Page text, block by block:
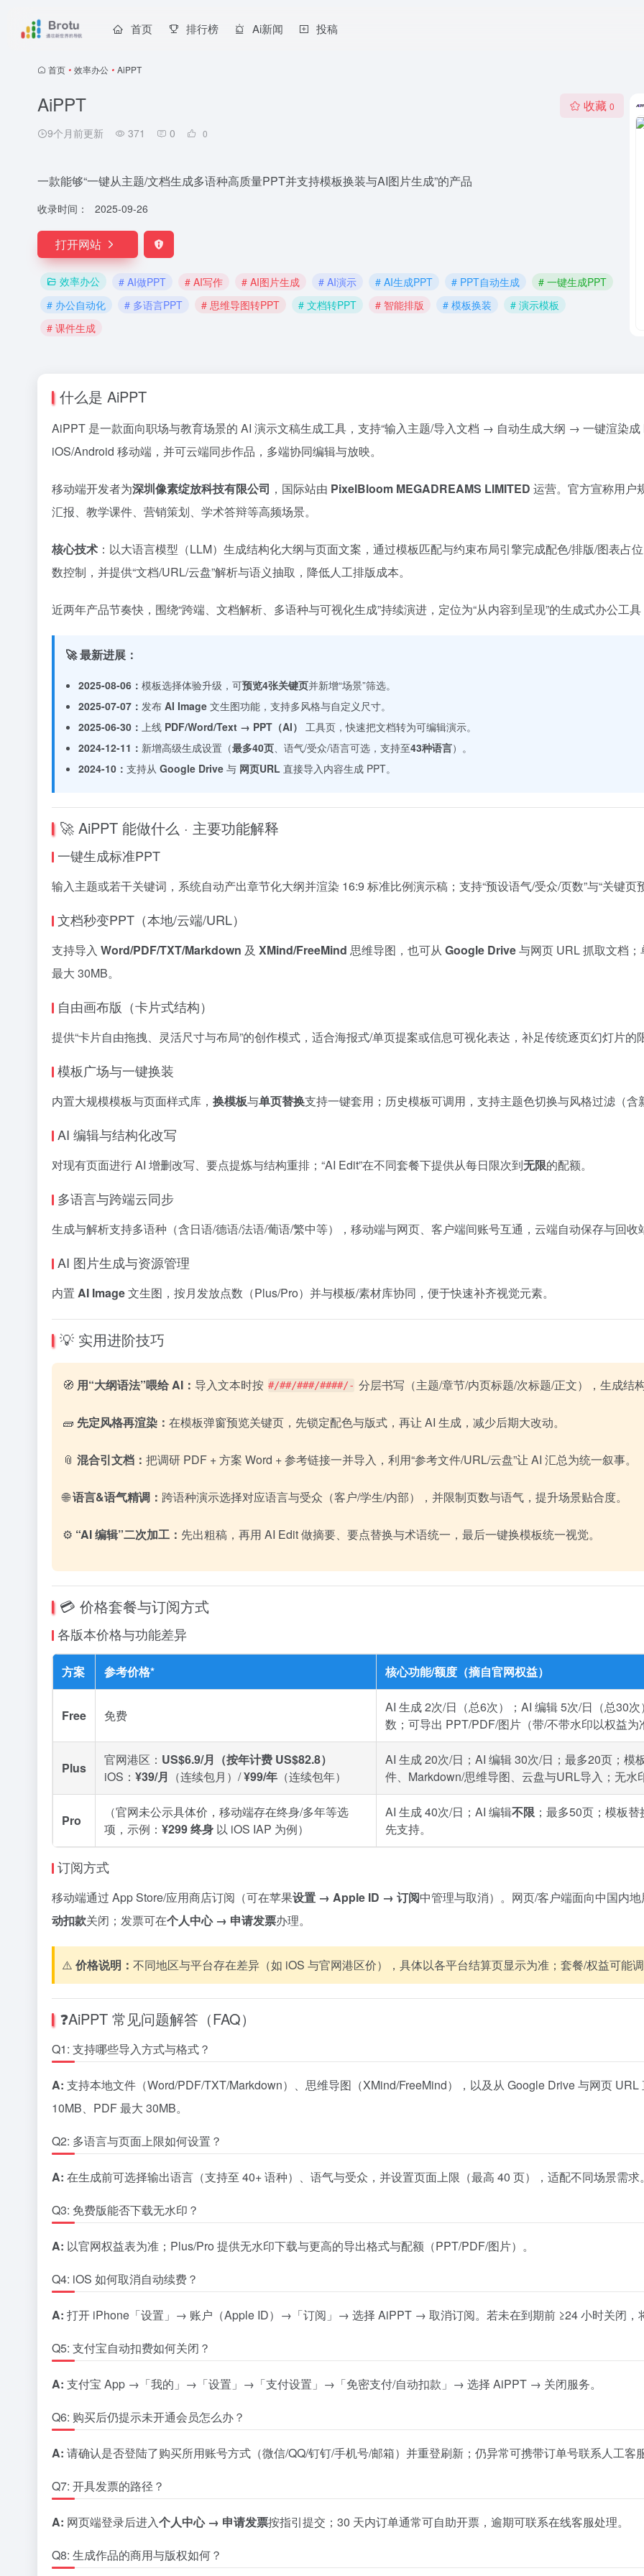
首页 排行榜 Ai新闻 投稿
首页 • 效率办公 • AiPPT
AiPPT
9个月前更新 371 0 0
收藏 0
一款能够“一键从主题/文档生成多语种高质量PPT并支持模板换装与AI图片生成”的产品
收录时间： 2025-09-26
打开网站
效率办公 # AI做PPT # AI写作 # AI图片生成 # AI演示 # AI生成PPT # PPT自动生成
# 一键生成PPT
# 办公自动化
# 多语言PPT # 思维导图转PPT # 文档转PPT # 智能排版 # 模板换装
# 演示模板
# 课件生成
什么是 AiPPT
AiPPT 是一款面向职场与教育场景的 AI 演示文稿生成工具，支持“输入主题/导入文档 → 自动生成大纲 → 一键渲染
iOS/Android 移动端，并可云端同步作品，多端协同编辑与放映。
移动端开发者为深圳像素绽放科技有限公司 ，国际站由 PixelBloom MEGADREAMS LIMITED 运营。官方宣称用户
汇报、教学课件、营销策划、学术答辩等高频场景。
核心技术 ：以大语言模型（LLM）生成结构化大纲与页面文案，通过模板匹配与约束布局引擎完成配色/排版/图表占
数控制，并提供“文档/URL/云盘”解析与语义抽取，降低人工排版成本。
近两年产品节奏快，围绕“跨端、文档解析、多语种与可视化生成”持续演进，定位为“从内容到呈现”的生成式办公工
🚀 最新进展：
2025-08-06： 模板选择体验升级，可预览4张关键页并新增“场景”筛选。
2025-07-07： 发布 AI Image 文生图功能，支持多风格与自定义尺寸。
2025-06-30： 上线 PDF/Word/Text → PPT（AI） 工具页，快速把文档转为可编辑演示。
2024-12-11： 新增高级生成设置（最多40页、语气/受众/语言可选，支持至43种语言）。
2024-10： 支持从 Google Drive 与 网页URL 直接导入内容生成 PPT。
🚀 AiPPT 能做什么 · 主要功能解释
一键生成标准PPT
输入主题或若干关键词，系统自动产出章节化大纲并渲染 16:9 标准比例演示稿；支持“预设语气/受众/页数”与“关键页
文档秒变PPT（本地/云端/URL）
支持导入 Word/PDF/TXT/Markdown 及 XMind/FreeMind 思维导图，也可从 Google Drive与网页 URL 抓取文档
最大 30MB。
自由画布版（卡片式结构）
提供“卡片自由拖拽、灵活尺寸与布局”的创作模式，适合海报式/单页提案或信息可视化表达，补足传统逐页幻灯片的
模板广场与一键换装
内置大规模模板与页面样式库， 换模板与单页替换支持一键套用；历史模板可调用，支持主题色切换与风格过滤（含
AI 编辑与结构化改写
对现有页面进行 AI 增删改写、要点提炼与结构重排；“AI Edit”在不同套餐下提供从每日限次到无限的配额。
多语言与跨端云同步
生成与解析支持多语种（含日语/德语/法语/葡语/繁中等），移动端与网页、客户端间账号互通，云端自动保存与回收
AI 图片生成与资源管理
内置 AI Image文生图，按月发放点数（Plus/Pro）并与模板/素材库协同，便于快速补齐视觉元素。
💡 实用进阶技巧
🧭 用“大纲语法”喂给 AI： 导入文本时按 #/##/###/####/- 分层书写（主题/章节/内页标题/次标题/正文），生成结构
🧱 先定风格再渲染： 在模板弹窗预览关键页，先锁定配色与版式，再让 AI 生成，减少后期大改动。
📎 混合引文档： 把调研 PDF + 方案 Word + 参考链接一并导入，利用“参考文件/URL/云盘”让 AI 汇总为统一叙事。
🌐语言&语气精调： 跨语种演示选择对应语言与受众（客户/学生/内部），并限制页数与语气，提升场景贴合度。
⚙️ “AI 编辑”二次加工： 先出粗稿，再用 AI Edit 做摘要、要点替换与术语统一，最后一键换模板统一视觉。
💳 价格套餐与订阅方式
各版本价格与功能差异
方案 参考价格* 核心功能/额度（摘自官网权益）
Free 免费
AI 生成 2次/日（总6次）；AI 编辑 5次/日（总30
数；可导出 PPT/PDF/图片（带/不带水印以权益为
Plus
官网港区： US$6.9/月（按年计费 US$82.8）
iOS： ¥39/月 （连续包月）/¥99/年 （连续包年）
AI 生成 20次/日；AI 编辑 30次/日；最多20页；
件、Markdown/思维导图、云盘与URL导入；无水
Pro
（官网未公示具体价，移动端存在终身/多年等选
项，示例： ¥299 终身 以 iOS IAP 为例）
AI 生成 40次/日；AI 编辑不限 ；最多50页；模板
先支持。
订阅方式
移动端通过 App Store/应用商店订阅（可在苹果设置 → Apple ID → 订阅中管理与取消）。网页/客户端面向中国内
动扣款关闭；发票可在个人中心 → 申请发票办理。
⚠️ 价格说明： 不同地区与平台存在差异（如 iOS 与官网港区价），具体以各平台结算页显示为准；套餐/权益可能
❓AiPPT 常见问题解答（FAQ）
Q1: 支持哪些导入方式与格式？
A: 支持本地文件（Word/PDF/TXT/Markdown）、思维导图（XMind/FreeMind），以及从 Google Drive 与网页
10MB、PDF 最大 30MB。
Q2: 多语言与页面上限如何设置？
A: 在生成前可选择输出语言（支持至 40+ 语种）、语气与受众，并设置页面上限（最高 40 页），适配不同场景需求。
Q3: 免费版能否下载无水印？
A: 以官网权益表为准；Plus/Pro 提供无水印下载与更高的导出格式与配额（PPT/PDF/图片）。
Q4: iOS 如何取消自动续费？
A: 打开 iPhone「设置」→ 账户（Apple ID）→「订阅」→ 选择 AiPPT → 取消订阅。若未在到期前 ≥24 小时关闭，
Q5: 支付宝自动扣费如何关闭？
A: 支付宝 App →「我的」→「设置」→「支付设置」→「免密支付/自动扣款」→ 选择 AiPPT → 关闭服务。
Q6: 购买后仍提示未开通会员怎么办？
A: 请确认是否登陆了购买所用账号方式（微信/QQ/钉钉/手机号/邮箱）并重登刷新；仍异常可携带订单号联系人工客服
Q7: 开具发票的路径？
A: 网页端登录后进入个人中心 → 申请发票按指引提交；30 天内订单通常可自助开票，逾期可联系在线客服处理。
Q8: 生成作品的商用与版权如何？